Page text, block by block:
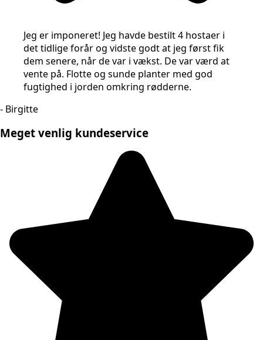
Jeg er imponeret! Jeg havde bestilt 4 hostaer i
det tidlige forår og vidste godt at jeg først fik
dem senere, når de var i vækst. De var værd at
vente på. Flotte og sunde planter med god
fugtighed i jorden omkring rødderne.
- Birgitte
Meget venlig kundeservice